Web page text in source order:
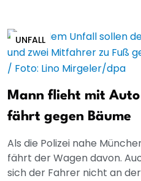
UNFALL
Mann flieht mit Auto
fährt gegen Bäume
Als die Polizei nahe
fährt der Wagen davon.
sich der Fahrer nicht an